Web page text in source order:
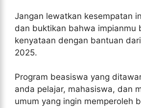
Jangan lewatkan kesempatan
dan buktikan bahwa impianmu
kenyataan dengan bantuan
2025.
Program beasiswa yang
anda pelajar, mahasiswa, dan
umum yang ingin memperoleh